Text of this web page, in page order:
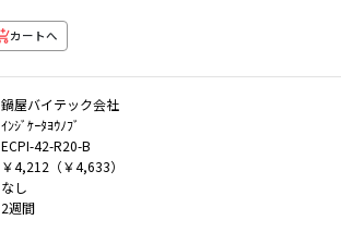
カートへ
鍋屋バイテック会社
ｲﾝｼﾞｹｰﾀﾖｳﾉﾌﾞ
ECPI-42-R20-B
￥4,212（￥4,633）
なし
2週間